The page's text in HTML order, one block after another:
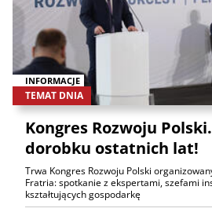
INFORMACJE
TEMAT DNIA
Kongres Rozwoju
dorobku ostatnich lat!
Trwa Kongres Rozwoju Polski
Fratria: spotkanie z ekspertami, szefami
kształtujących gospodarkę